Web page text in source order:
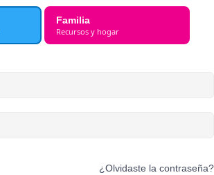
Familia
Recursos y hogar
¿Olvidaste la contraseña?